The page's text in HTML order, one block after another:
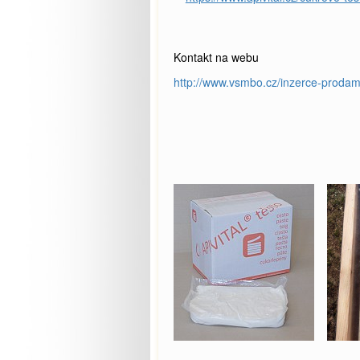
Kontakt na webu
http://www.vsmbo.cz/inzerce-prodam